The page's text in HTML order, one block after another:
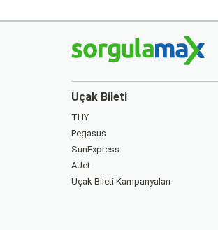
Uçak Bileti
THY
Pegasus
SunExpress
AJet
Uçak Bileti Kampanyaları